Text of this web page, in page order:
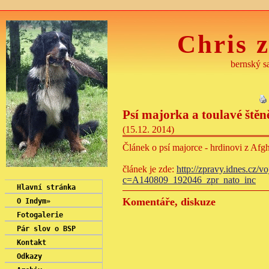
Hlavní stránka
O Indym»
Fotogalerie
Pár slov o BSP
Kontakt
Odkazy
Chris
bernský
Psí majorka a toulavé
(15.12. 2014)
Článek o psí majorce - hrdinovi z
článek je zde: http://zpravy.idnes.cz/
c=A140809_192046_zpr_nato_inc
Komentáře, diskuze